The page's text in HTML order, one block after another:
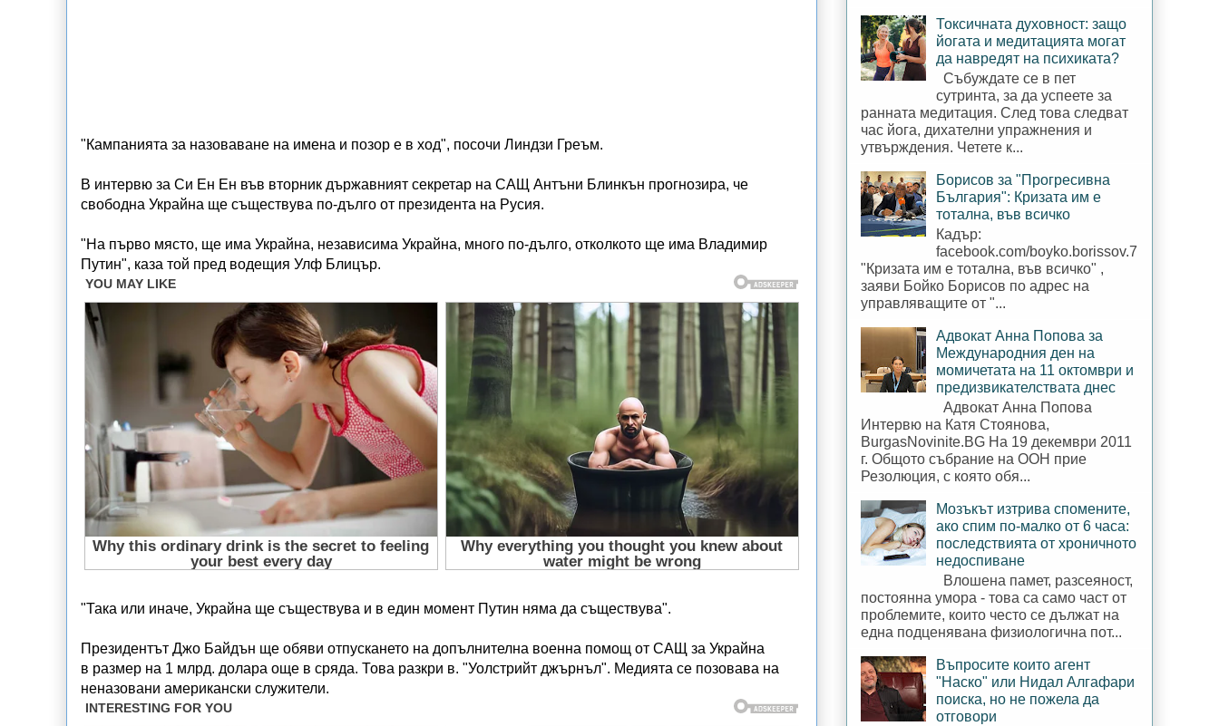
"Кампанията за назоваване на имена и позор е в ход", посочи Линдзи Греъм.
В интервю за Си Ен Ен във вторник държавният секретар на САЩ Антъни Блинкън прогнозира, че
свободна Украйна ще съществува по-дълго от президента на Русия.
"На първо място, ще има Украйна, независима Украйна, много по-дълго, отколкото ще има Владимир
Путин", каза той пред водещия Улф Блицър.
"Така или иначе, Украйна ще съществува и в един момент Путин няма да съществува".
Президентът Джо Байдън ще обяви отпускането на допълнителна военна помощ от САЩ за Украйна
в размер на 1 млрд. долара още в сряда. Това разкри в. "Уолстрийт джърнъл". Медията се позовава на
неназовани американски служители.
Токсичната духовност: защо
йогата и медитацията могат
да навредят на психиката?
Събуждате се в пет
сутринта, за да успеете за
ранната медитация. След това следват
час йога, дихателни упражнения и
утвърждения. Четете к...
Борисов за "Прогресивна
България": Кризата им е
тотална, във всичко
Кадър:
facebook.com/boyko.borissov.7
"Кризата им е тотална, във всичко" ,
заяви Бойко Борисов по адрес на
управляващите от "...
Адвокат Анна Попова за
Международния ден на
момичетата на 11 октомври и
предизвикателствата днес
Адвокат Анна Попова
Интервю на Катя Стоянова,
BurgasNovinite.BG На 19 декември 2011
г. Общото събрание на ООН прие
Резолюция, с която обя...
Мозъкът изтрива спомените,
ако спим по-малко от 6 часа:
последствията от хроничното
недоспиване
Влошена памет, разсеяност,
постоянна умора - това са само част от
проблемите, които често се дължат на
една подценявана физиологична пот...
Въпросите които агент
"Наско" или Нидал Алгафари
поиска, но не пожела да
отговори